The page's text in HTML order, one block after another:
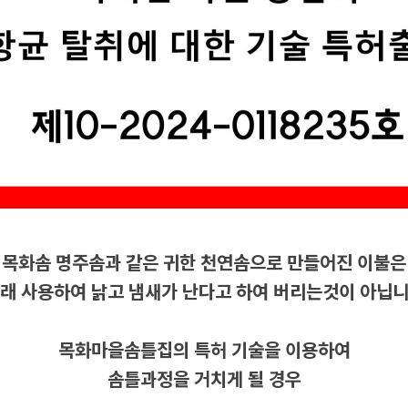
목화솜 명주솜과 같은 귀한 천연솜으로 만들어진 이불은
사용하여 낡고 냄새가 난다고 하여 버리는것이 아닙
목화마을솜틀집의 특허 기술을 이용하여
솜틀과정을 거치게 될 경우